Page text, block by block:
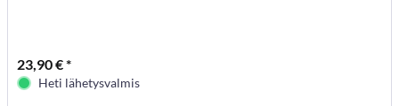
23,90 € *
Heti lähetysvalmis